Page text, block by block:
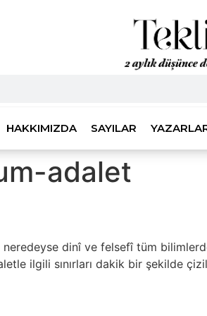
HAKKIMIZDA SAYILAR
adalet
dinî ve felsefî tüm
ilgili sınırları dakik bir şekilde